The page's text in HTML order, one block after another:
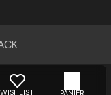
WISHLIST PANIER